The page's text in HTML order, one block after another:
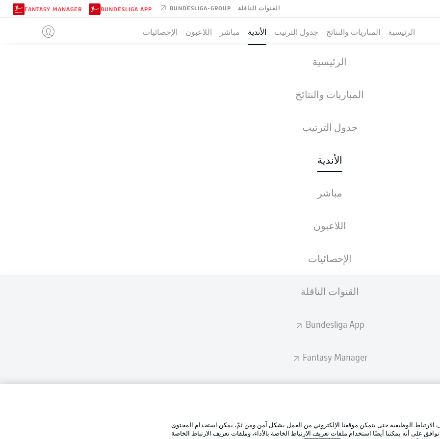
القنوات الناقلة BUNDESLIGA-GROUP
BUNDESLIGA APP
FANTASY MANAGER
الرئيسية المباريات والنتائج جدول الترتيب الأندية مباشر اللاعبون الإحصائيات
الرئيسية
المباريات والنتائج
جدول الترتيب
الأندية
مباشر
اللاعبون
الإحصائيات
القنوات الناقلة
Bundesliga App
Fantasy Manager
وضع شاشة العرض
PADERBORN الأخبار
شروط الاستخدام
الوظيفية حتى يتمكن موقعنا الإلكتروني من العمل بشكل آمن ومن ثمَّ، يمكن استخدام المحتوى
على أنه يمكننا أيضًا استخدام ملفات تعريف الارتباط الخاصة بالأداء، وملفات تعريف الارتباط الخاصة